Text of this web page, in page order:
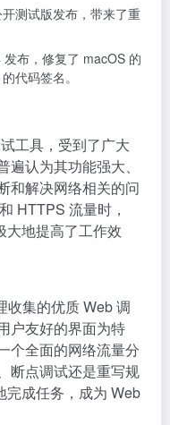
开测试版发布，带来了重
发布，修复了 macOS 的
代码签名。
工具，受到了广大
认为其功能强大、
和解决网络相关的问
HTTPS 流量时，
大地提高了工作效
收集的优质 Web 调
户友好的界面为特
个全面的网络流量分
断点调试还是重写规
完成任务，成为 Web